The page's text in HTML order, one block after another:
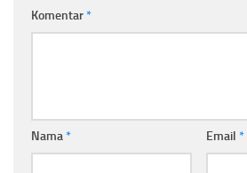
Komentar*
Nama* Email *